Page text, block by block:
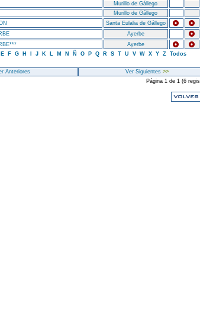
Murillo de Gállego
Murillo de Gállego
Santa Eulalia de Gállego
Ayerbe
Ayerbe
E F G H J K L M N Ñ O P Q R S T U V W X Y Z Todos
Anteriores Ver Siguientes >>
Página 1 de 1 (6